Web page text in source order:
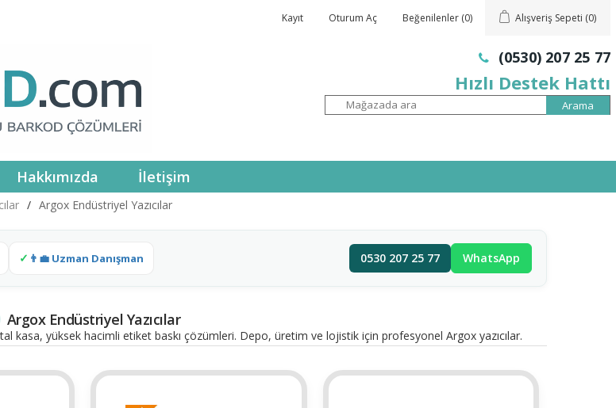
Kayıt Oturum Aç Beğenilenler (0) Alışveriş Sepeti (0)
(0530) 207 25 77
Hızlı Destek Hattı
Hakkımızda İletişim
/ Argox Endüstriyel Yazıcılar
👨‍💼 Uzman Danışman 0530 207 25 77 WhatsApp
Argox Endüstriyel Yazıcılar
kasa, yüksek hacimli etiket baskı çözümleri. Depo, üretim ve lojistik için profesyonel Argox yazıcılar.